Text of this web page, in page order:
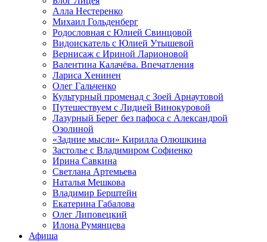
Алла Нестеренко
Михаил Гольденберг
Родословная с Юлией Свинцовой
Видоискатель с Юлией Утышевой
Вернисаж с Ириной Ларионовой
Валентина Калачёва. Впечатления
Лариса Хенинен
Олег Гальченко
Культурный променад с Зоей Арнаутовой
Путешествуем с Лидией Винокуровой
Лазурный Берег без пафоса с Александрой
Озолиной
«Задние мысли» Кирилла Олюшкина
Застолье с Владимиром Софиенко
Ирина Савкина
Светлана Артемьева
Наталья Мешкова
Владимир Берштейн
Екатерина Габалова
Олег Липовецкий
Илона Румянцева
Афиша